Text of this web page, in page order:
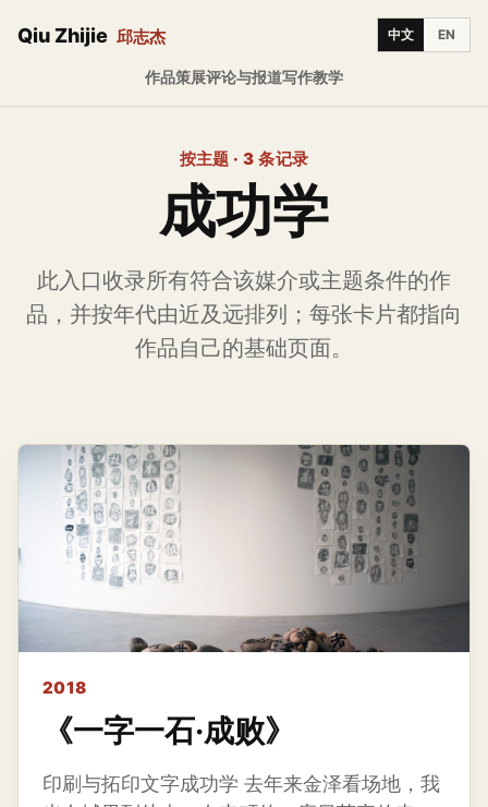
Qiu Zhijie 邱志杰
作品策展评论与报道写作教学
中文 EN
按主题 · 3 条记录
成功学
此入口收录所有符合该媒介或主题条件的作
品，并按年代由近及远排列；每张卡片都指向
作品自己的基础页面。
2018
《一字一石·成败》
印刷与拓印文字成功学 去年来金泽看场地，我